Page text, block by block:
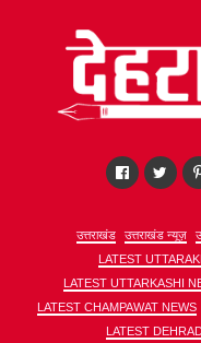
उत्तराखंड उत्तराखंड न्यूज़
LATEST
LATEST UTTARKASHI
LATEST CHAMPAWAT NEWS
LATEST